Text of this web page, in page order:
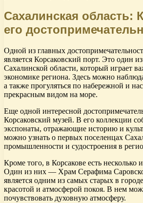
Сахалинская область:
его
Одной из главных
является Корсаковский порт. Это один
Сахалинской области, который играет
экономике региона. Здесь можно
а также прогуляться по набережной и
прекрасным видом на море.
Еще одной интересной
Корсаковский музей. В его коллекции
экспонаты, отражающие историю и
можно узнать о первых поселенцах
промышленности и судостроения в
Кроме того, в Корсакове есть несколько
Один из них — Храм Серафима
является одним из самых старых в
красотой и атмосферой покоя. В нем
почувствовать духовную атмосферу.